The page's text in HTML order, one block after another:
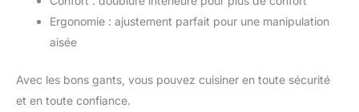
Ergonomie : ajustement parfait pour une manipulation
aisée
Avec les bons gants, vous pouvez cuisiner en toute sécurité
et en toute confiance.